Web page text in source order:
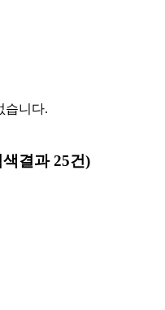
습니다.
색결과 25건)